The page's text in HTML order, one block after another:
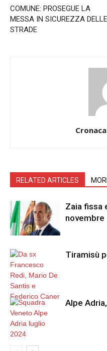
COMUNE: PROSEGUE LA
MESSA IN SICUREZZA DELLE
STRADE
RELATED ARTICLES
Zaia fissa
novembre
Tiramisù
Alpe